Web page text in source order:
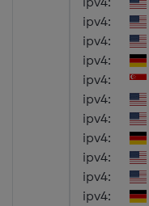
ipv4:
ipv4:
ipv4:
ipv4:
ipv4:
ipv4:
ipv4:
ipv4:
ipv4:
ipv4: